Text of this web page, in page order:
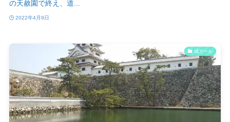
の天赦園で終え、道...
2022年4月9日
城ガール